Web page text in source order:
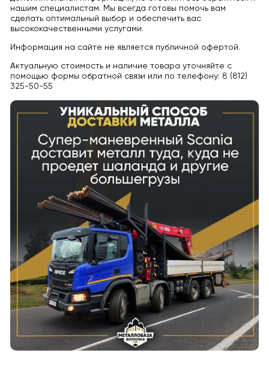
нашим специалистам. Мы всегда готовы помочь вам
сделать оптимальный выбор и обеспечить вас
высококачественными услугами.
Информация на сайте не является публичной офертой.
Актуальную стоимость и наличие товара уточняйте с
помощью формы обратной связи или по телефону: 8 (812)
325-50-55